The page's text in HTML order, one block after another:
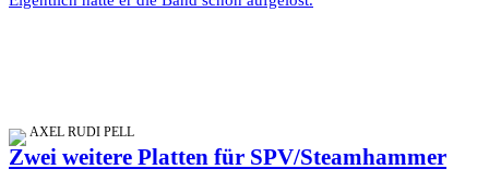
AXEL RUDI PELL
Zwei weitere Platten für SPV/Steamhammer